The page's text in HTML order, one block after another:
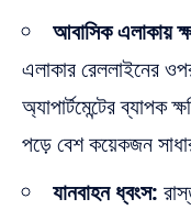
আবাসিক এলাকায়
এলাকার রেললাইনের
অ্যাপার্টমেন্টের ব্যাপক
পড়ে বেশ কয়েকজন
যানবাহন ধ্বংস: